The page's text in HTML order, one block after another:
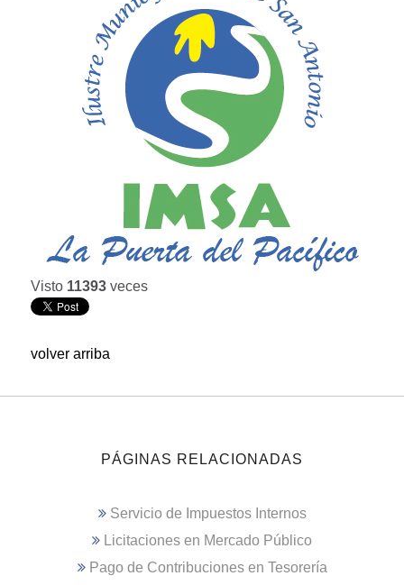
Visto 11393 veces
volver arriba
PÁGINAS RELACIONADAS
Servicio de Impuestos Internos
Licitaciones en Mercado Público
Pago de Contribuciones en Tesorería